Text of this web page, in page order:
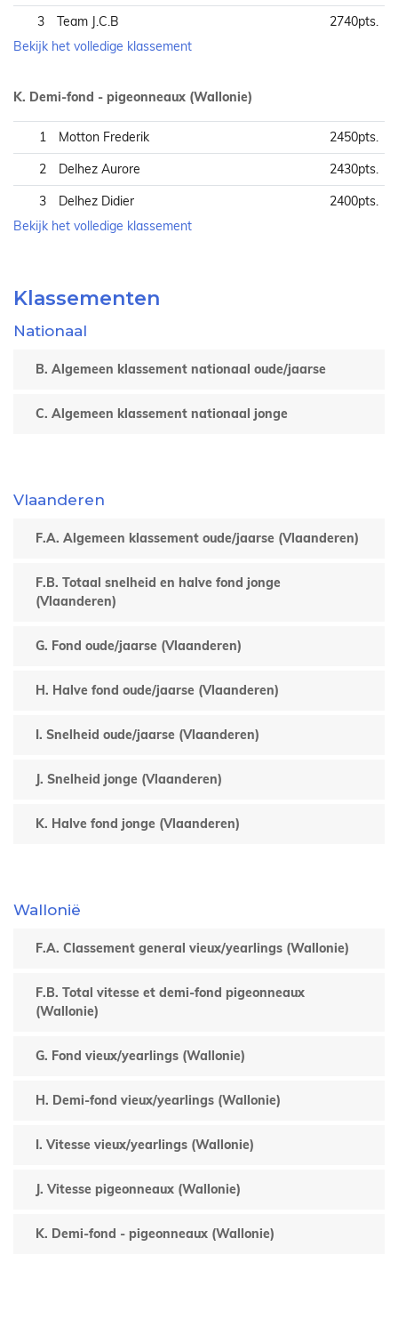
3
Team J.C.B
2740pts.
Bekijk het volledige klassement
K. Demi-fond - pigeonneaux (Wallonie)
1 Motton Frederik
2450pts.
2
Delhez Aurore
2430pts.
3
Delhez Didier
2400pts.
Bekijk het volledige klassement
Klassementen
Nationaal
B. Algemeen klassement nationaal oude/jaarse
C. Algemeen klassement nationaal jonge
Vlaanderen
F.A. Algemeen klassement oude/jaarse (Vlaanderen)
F.B. Totaal snelheid en halve fond jonge
(Vlaanderen)
G. Fond oude/jaarse (Vlaanderen)
H. Halve fond oude/jaarse (Vlaanderen)
I. Snelheid oude/jaarse (Vlaanderen)
J. Snelheid jonge (Vlaanderen)
K. Halve fond jonge (Vlaanderen)
Wallonië
F.A. Classement general vieux/yearlings (Wallonie)
F.B. Total vitesse et demi-fond pigeonneaux
(Wallonie)
G. Fond vieux/yearlings (Wallonie)
H. Demi-fond vieux/yearlings (Wallonie)
I. Vitesse vieux/yearlings (Wallonie)
J. Vitesse pigeonneaux (Wallonie)
K. Demi-fond - pigeonneaux (Wallonie)